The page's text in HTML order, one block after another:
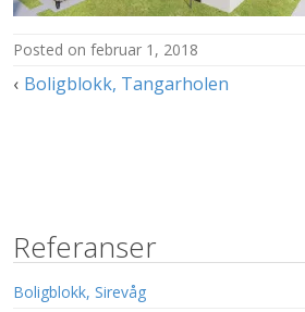
posted on februar 1, 2018
Innleggsnavigasjon
Boligblokk, Tangarholen
Referanser
Boligblokk, Sirevåg